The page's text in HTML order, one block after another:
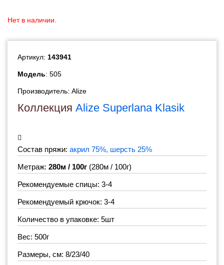
Нет в наличии.
Артикул: 143941
Модель: 505
Производитель: Alize
Коллекция Alize Superlana Klasik
Состав пряжи: акрил 75%, шерсть 25%
Метраж: 280м / 100г (280м / 100г)
Рекомендуемые спицы: 3-4
Рекомендуемый крючок: 3-4
Количество в упаковке: 5шт
Вес: 500г
Размеры, см: 8/23/40